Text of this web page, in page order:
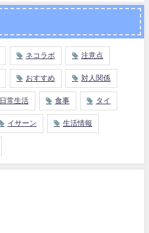
ネコラボ 注意点
おすすめ 対人関係
日常生活 食事 タイ
イサーン 生活情報